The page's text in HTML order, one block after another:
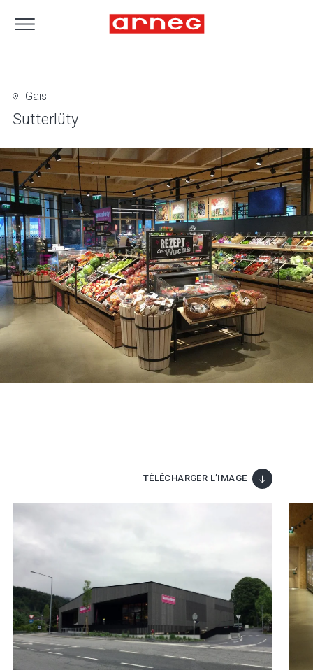
Gais
Sutterlüty
TÉLÉCHARGER L’IMAGE